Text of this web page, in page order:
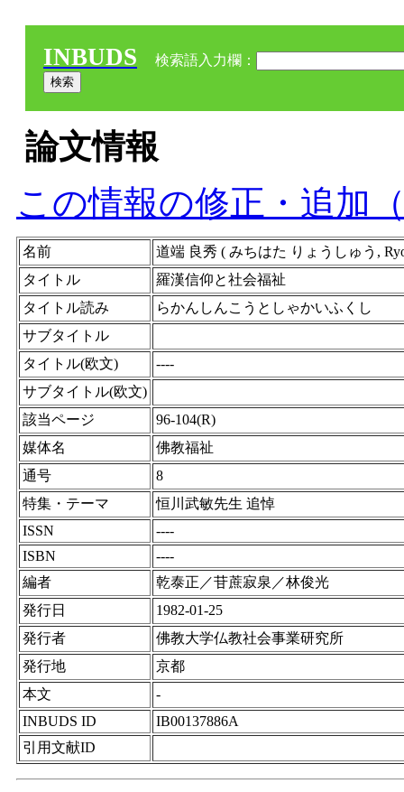
INBUDS 検索語入力欄：
論文情報
この情報の修正・追加
名前
道端 良秀 ( みちはた りょうしゅう,
タイトル
羅漢信仰と社会福祉
タイトル読み
らかんしんこうとしゃかいふくし
サブタイトル
タイトル(欧文)
----
サブタイトル(欧文)
該当ページ
96-104(R)
媒体名
佛教福祉
通号
8
特集・テーマ
恒川武敏先生 追悼
ISSN
----
ISBN
----
編者
乾泰正／苷蔗寂泉／林俊光
発行日
1982-01-25
発行者
佛教大学仏教社会事業研究所
発行地
京都
本文
-
INBUDS ID
IB00137886A
引用文献ID